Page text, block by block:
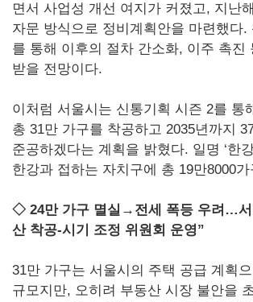
면서 사업성 개선 여지가 커졌고, 지난
자문 방식으로 정비계획안을 마련했다.
를 통해 이후의 절차 간소화, 이주 촉진
받을 전망이다.
이처럼 서울시는 신통기획 시즌 2를 통
총 31만 가구를 착공하고 2035년까지
준공하겠다는 계획을 밝혔다. 일명 ‘한
한강과 접하는 자치구에 총 19만8000
◇ 24만 가구 멸실→전세 폭등 우려…서
산 착공-시기 조정 위원회 운영”
31만 가구는 서울시의 주택 공급 계획
규모지만, 오히려 부동산 시장 불안을